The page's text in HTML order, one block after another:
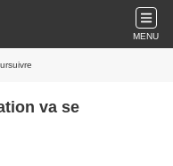
MENU
va se